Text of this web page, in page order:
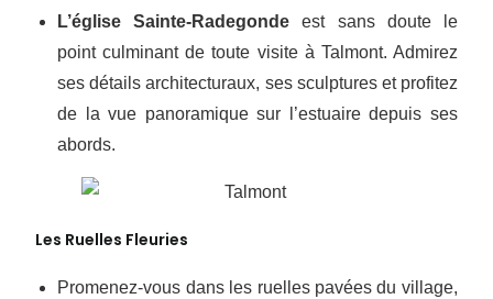
L’église Sainte-Radegonde est sans doute le
point culminant de toute visite à Talmont. Admirez
ses détails architecturaux, ses sculptures et profitez
de la vue panoramique sur l’estuaire depuis ses
abords.
Les Ruelles Fleuries
Promenez-vous dans les ruelles pavées du village,